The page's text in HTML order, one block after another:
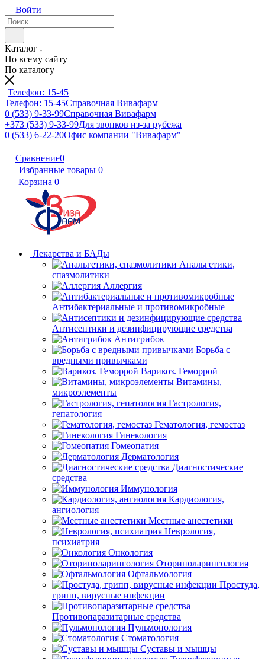
Войти
Каталог
По всему сайту
По каталогу
Телефон: 15-45
Телефон: 15-45Справочная Вивафарм
0 (533) 9-33-99Справочная Вивафарм
+373 (533) 9-33-99Для звонков из-за рубежа
0 (533) 6-22-20Офис компании "Вивафарм"
Сравнение0
Избранные товары 0
Корзина 0
Лекарства и БАДы
Анальгетики,
спазмолитики
Аллергия
Антибактериальные и противомикробные
Антисептики и дезинфицирующие средства
Антигрибок
Борьба с
вредными привычками
Варикоз. Геморрой
Витамины,
микроэлементы
Гастрология,
гепатология
Гематология, гемостаз
Гинекология
Гомеопатия
Дерматология
Диагностические
средства
Иммунология
Кардиология,
ангиология
Местные анестетики
Неврология,
психиатрия
Онкология
Оториноларингология
Офтальмология
Простуда,
грипп, вирусные инфекции
Противопаразитарные средства
Пульмонология
Стоматология
Суставы и мышцы